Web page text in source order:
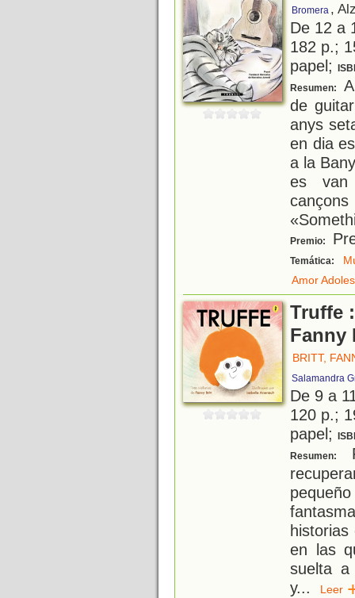
Bromera ,
De 12 a
182 p.;
papel;
Resumen:
de
anys
en dia
a la
es van
Premio:
Temática:
Amor
Truffe
Fanny
BRITT,
Salamandra
De 9 a
120 p.;
papel;
Resumen:
en las
suelta a
y...